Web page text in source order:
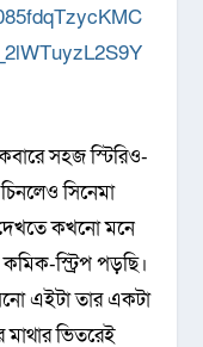
সহজ স্টিরিও-
সিনেমা
কখনো মনে
স্ট্রিপ পড়ছি।
এইটা তার একটা
মাথার ভিতরেই